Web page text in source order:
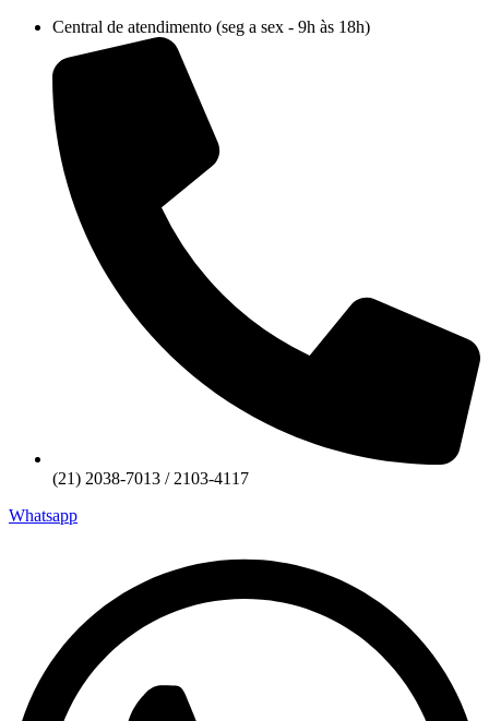
conteúdo
Central de atendimento (seg a sex - 9h às 18h)
(21) 2038-7013 / 2103-4117
Whatsapp